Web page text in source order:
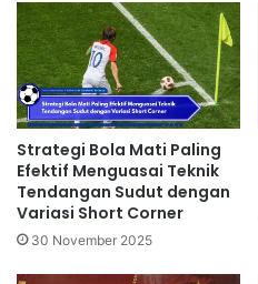
Strategi Bola Mati Paling
Efektif Menguasai Teknik
Tendangan Sudut dengan
Variasi Short Corner
30 November 2025